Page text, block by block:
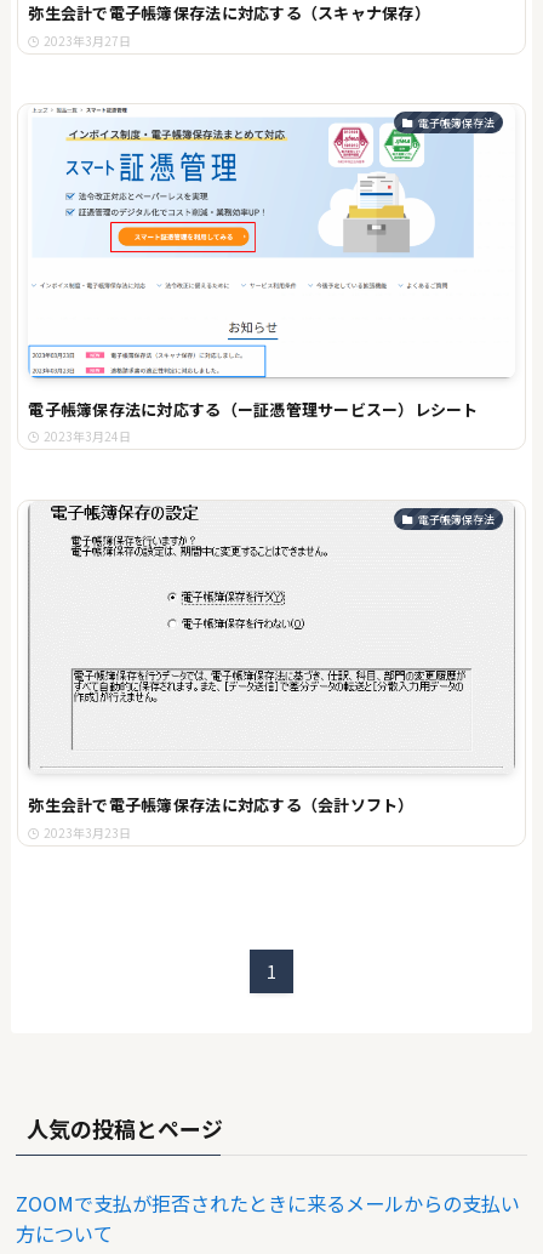
弥生会計で電子帳簿保存法に対応する（スキャナ保存）
2023年3月27日
電子帳簿保存法
電子帳簿保存法に対応する（ー証憑管理サービスー）レシート
2023年3月24日
電子帳簿保存法
弥生会計で電子帳簿保存法に対応する（会計ソフト）
2023年3月23日
1
人気の投稿とページ
ZOOMで支払が拒否されたときに来るメールからの支払い
方について